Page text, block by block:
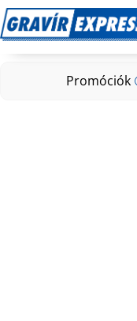
Promóciók
Promóciók